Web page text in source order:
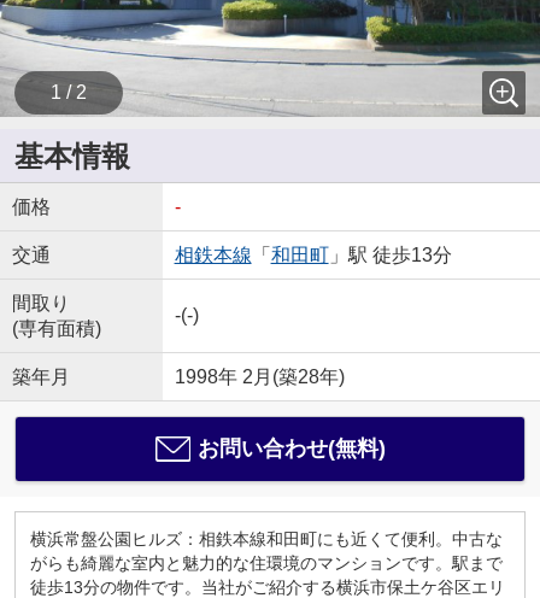
1 / 2
基本情報
価格 -
交通 相鉄本線 「 和田町」駅 徒歩13分
間取り
(専有面積)
-(-)
築年月 1998年 2月(築28年)
お問い合わせ(無料)
横浜常盤公園ヒルズ：相鉄本線和田町にも近くて便利。中古な
がらも綺麗な室内と魅力的な住環境のマンションです。駅まで
徒歩13分の物件です。当社がご紹介する横浜市保土ケ谷区エリ